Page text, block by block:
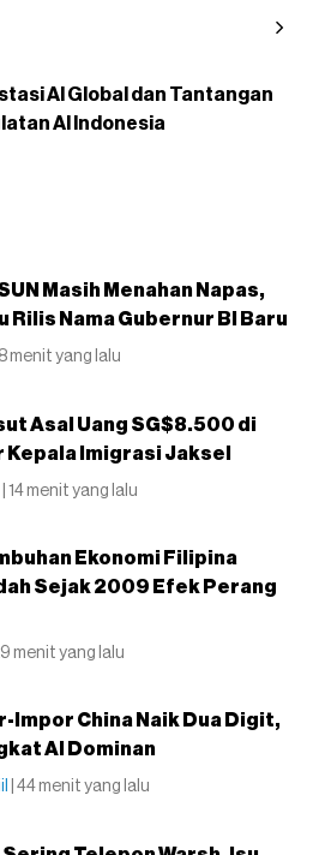
AI Global dan Tantangan
AI Indonesia
Masih Menahan Napas,
Rilis Nama Gubernur BI Baru
| 8 menit yang lalu
Asal Uang SG$8.500 di
Kepala Imigrasi Jaksel
| 14 menit yang lalu
Ekonomi Filipina
Sejak 2009 Efek Perang
menit yang lalu
Impor China Naik Dua Digit,
AI Dominan
| 44 menit yang lalu